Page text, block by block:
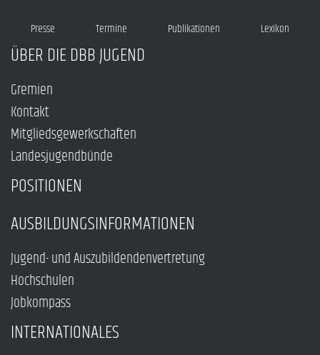
Presse Termine Publikationen Lexikon
ÜBER DIE DBB JUGEND
Gremien
Kontakt
Mitgliedsgewerkschaften
Landesjugendbünde
POSITIONEN
AUSBILDUNGSINFORMATIONEN
Jugend- und Auszubildendenvertretung
Hochschulen
Jobkompass
INTERNATIONALES